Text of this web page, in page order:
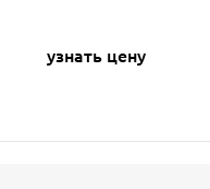
узнать цену